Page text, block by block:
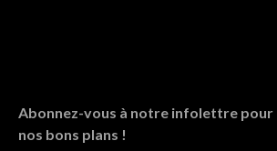
Abonnez-vous à notre infolettre pour
nos bons plans !